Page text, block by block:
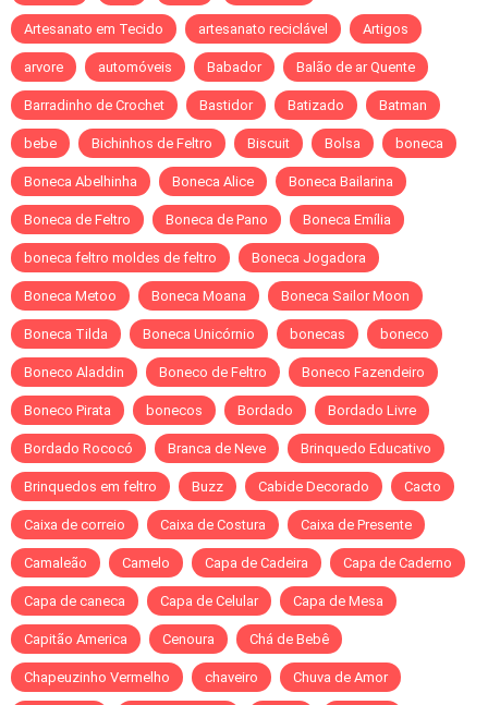
Artesanato em Tecido artesanato reciclável Artigos
arvore automóveis Babador Balão de ar Quente
Barradinho de Crochet Bastidor Batizado Batman
bebe Bichinhos de Feltro Biscuit Bolsa boneca
Boneca Abelhinha Boneca Alice Boneca Bailarina
Boneca de Feltro Boneca de Pano Boneca Emília
boneca feltro moldes de feltro Boneca Jogadora
Boneca Metoo Boneca Moana Boneca Sailor Moon
Boneca Tilda Boneca Unicórnio bonecas boneco
Boneco Aladdin Boneco de Feltro Boneco Fazendeiro
Boneco Pirata bonecos Bordado Bordado Livre
Bordado Rococó Branca de Neve Brinquedo Educativo
Brinquedos em feltro Buzz Cabide Decorado Cacto
Caixa de correio Caixa de Costura Caixa de Presente
Camaleão Camelo Capa de Cadeira Capa de Caderno
Capa de caneca Capa de Celular Capa de Mesa
Capitão America Cenoura Chá de Bebê
Chapeuzinho Vermelho chaveiro Chuva de Amor